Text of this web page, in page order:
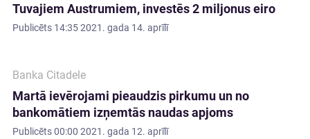
Tuvajiem Austrumiem, investēs 2 miljonus eiro
Publicēts 14:35 2021. gada 14. aprīlī
Banka Citadele
Martā ievērojami pieaudzis pirkumu un no
bankomātiem izņemtās naudas apjoms
Publicēts00:00 2021. gada 12. aprīlī